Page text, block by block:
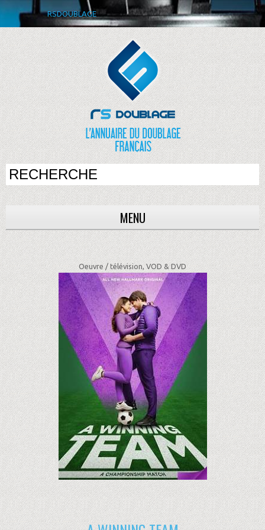
RSDOUBLAGE
MENU
Oeuvre / télévision, VOD & DVD